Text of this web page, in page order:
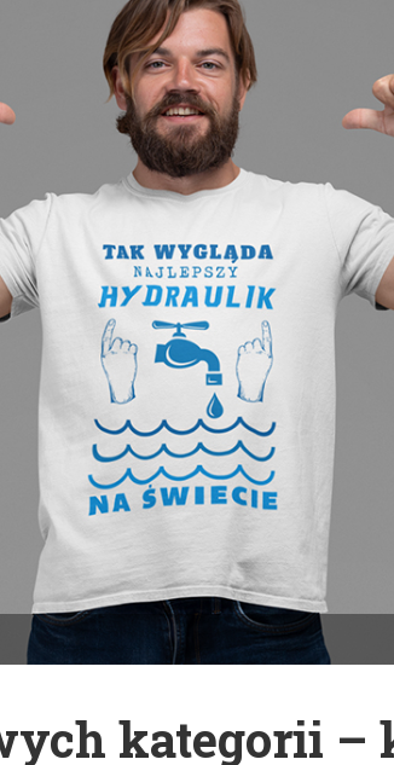
kategorii –